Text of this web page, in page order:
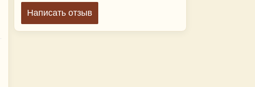
Написать отзыв